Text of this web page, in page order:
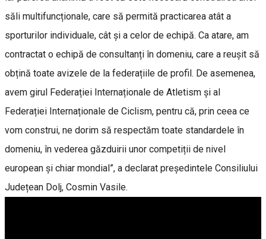
săli multifuncționale, care să permită practicarea atât a
sporturilor individuale, cât și a celor de echipă. Ca atare, am
contractat o echipă de consultanți în domeniu, care a reușit să
obțină toate avizele de la federațiile de profil. De asemenea,
avem girul Federației Internaționale de Atletism și al
Federației Internaționale de Ciclism, pentru că, prin ceea ce
vom construi, ne dorim să respectăm toate standardele în
domeniu, în vederea găzduirii unor competiții de nivel
european și chiar mondial”, a declarat președintele Consiliului
Județean Dolj, Cosmin Vasile.